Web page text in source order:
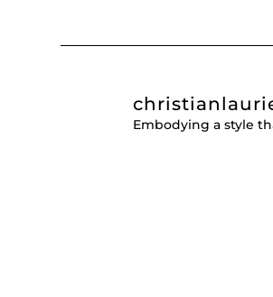
Embodying a style